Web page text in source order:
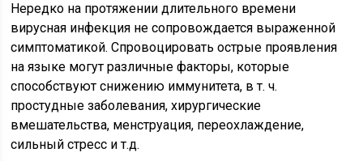
Нередко на протяжении длительного времени
вирусная инфекция не сопровождается выраженной
симптоматикой. Спровоцировать острые проявления
на языке могут различные факторы, которые
способствуют снижению иммунитета, в т. ч.
простудные заболевания, хирургические
вмешательства, менструация, переохлаждение,
сильный стресс и т.д.